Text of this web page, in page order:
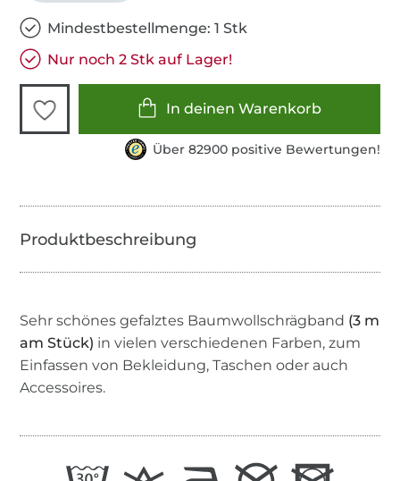
Mindestbestellmenge: 1 Stk
Nur noch 2 Stk auf Lager!
In deinen Warenkorb
Über 82900 positive Bewertungen!
Sehr schönes gefalztes Baumwollschrägband (3 m
am Stück) in vielen verschiedenen Farben, zum
Einfassen von Bekleidung, Taschen oder auch
Accessoires.